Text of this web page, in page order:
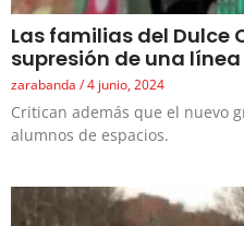
Las familias del Dulce
supresión de una
zarabanda 4 junio, 2024
Critican además que el nuevo
alumnos de espacios.